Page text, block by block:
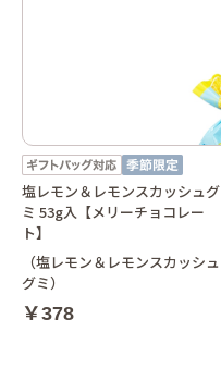
塩レモン＆レモンスカッシュグ
ミ 53g入【メリーチョコレー
ト】
（塩レモン＆レモンスカッシュ
グミ）
￥378